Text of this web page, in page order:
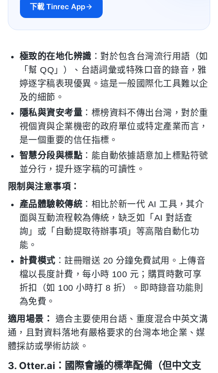
下載 Tinrec App
極致的在地化辨識 ：對於包含台灣流行用語（如
「幫 QQ」）、台語詞彙或特殊口音的錄音，雅
婷逐字稿表現優異。這是一般國際化工具難以企
及的細節。
隱私與資安考量 ：標榜資料不傳出台灣，對於重
視個資與企業機密的政府單位或特定產業而言，
是一個重要的信任指標。
智慧分段與標點 ：能自動依據語意加上標點符號
並分行，提升逐字稿的可讀性。
限制與注意事項：
產品體驗較傳統 ：相比於新一代 AI 工具，其介
面與互動流程較為傳統，缺乏如「AI 對話查
詢」或「自動提取待辦事項」等高階自動化功
能。
計費模式：註冊贈送 20 分鐘免費試用。上傳音
檔以長度計費，每小時 100 元；購買時數可享
折扣（如 100 小時打 8 折）。即時錄音功能則
為免費。
適用場景：
適合主要使用台語、重度混合中英文溝
通，且對資料落地有嚴格要求的台灣本地企業、媒
體採訪或學術訪談。
3. Otter.ai：國際會議的標準配備（但中文支